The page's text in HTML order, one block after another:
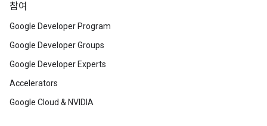
참여
Google Developer Program
Google Developer Groups
Google Developer Experts
Accelerators
Google Cloud & NVIDIA